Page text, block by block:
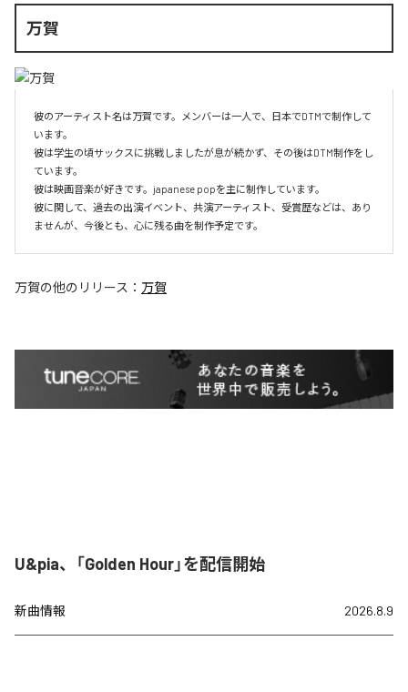
万賀
彼のアーティスト名は万賀です。メンバーは一人で、日本でDTMで制作して
います。
彼は学生の頃サックスに挑戦しましたが息が続かず、その後はDTM制作をし
ています。
彼は映画音楽が好きです。japanese popを主に制作しています。
彼に関して、過去の出演イベント、共演アーティスト、受賞歴などは、あり
ませんが、今後とも、心に残る曲を制作予定です。
万賀の他のリリース： 万賀
U&pia、「Golden Hour」を配信開始
新曲情報 2026.8.9